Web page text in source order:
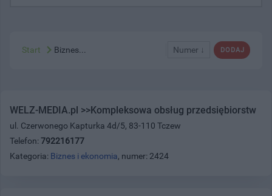
DODAJ
Numer ↓
Start Biznes...
WELZ-MEDIA.pl >>Kompleksowa obsług przedsiębiorstw
ul. Czerwonego Kapturka 4d/5, 83-110 Tczew
Telefon: 792216177
Kategoria: Biznes i ekonomia, numer: 2424